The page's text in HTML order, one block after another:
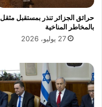
ر
ي
ا
س
ا
ت
ي
ن
ه
ل
ق
د
م
و
ا
حرائق الجزائر تنذر بمستقبل مثقل
بالمخاطر المناخية
27 يوليو، 2026